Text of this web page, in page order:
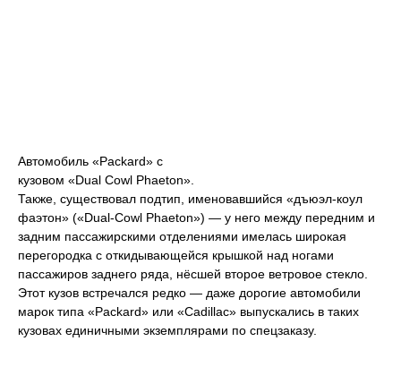
Автомобиль «Packard» с
кузовом «Dual Cowl Phaeton».
Также, существовал подтип, именовавшийся «дъюэл-коул
фаэтон» («Dual-Cowl Phaeton») — у него между передним и
задним пассажирскими отделениями имелась широкая
перегородка с откидывающейся крышкой над ногами
пассажиров заднего ряда, нёсшей второе ветровое стекло.
Этот кузов встречался редко — даже дорогие автомобили
марок типа «Packard» или «Cadillac» выпускались в таких
кузовах единичными экземплярами по спецзаказу.